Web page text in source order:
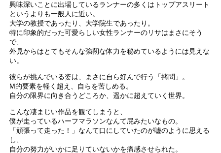
興味深いことに出場しているランナーの多くはトップアスリート
というよりも一般人に近い。
大学の教授であったり、大学院生であったり。
特に印象的だった可愛らしい女性ランナーのリサはまさにそう
で、
外見からはとてもそんな強靭な体力を秘めているようには見えな
い。
彼らが挑んでいる姿は、まさに自ら好んで行う「拷問」。
M的要素を軽く超え、自らを苦しめる。
自分の限界に向き合うどころか、遥かに超えていく世界。
こんな凄まじい作品を観てしまうと、
僕が走っているハーフマラソンなんて屁みたいなもの。
「頑張って走った！」なんて口にしていたのが嘘のように思える
し、
自分の努力がいかに足りていないかを痛感させられた。